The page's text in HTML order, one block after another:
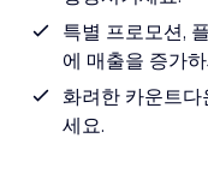
특별 프로모션,
에 매출을 증가
화려한 카운트
세요.